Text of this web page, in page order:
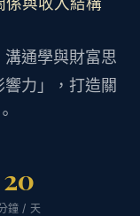
通學與財富思
力」，打造關
20
鐘 / 天